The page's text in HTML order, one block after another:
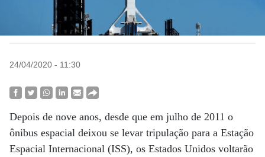
24/04/2020 - 11:30
Depois de nove anos, desde que em julho de 2011 o
ônibus espacial deixou se levar tripulação para a Estação
Espacial Internacional (ISS), os Estados Unidos voltarão